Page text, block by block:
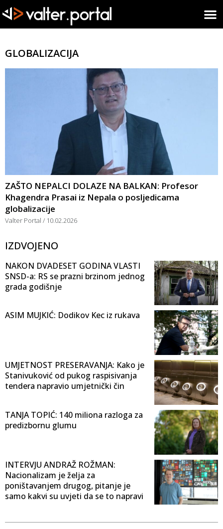
GLOBALIZACIJA
ZAŠTO NEPALCI DOLAZE NA BALKAN: Profesor
Khagendra Prasai iz Nepala o posljedicama
globalizacije
Valter Portal 10.02.2026
IZDVOJENO
NAKON DVADESET GODINA VLASTI
SNSD-a: RS se prazni brzinom jednog
grada godišnje
ASIM MUJKIĆ: Dodikov Kec iz rukava
UMJETNOST PRESERAVANJA: Kako je
Stanivuković od pukog raspisivanja
tendera napravio umjetnički čin
TANJA TOPIĆ: 140 miliona razloga za
predizbornu glumu
INTERVJU ANDRAŽ ROŽMAN:
Nacionalizam je želja za
poništavanjem drugog, pitanje je
samo kakvi su uvjeti da se to napravi